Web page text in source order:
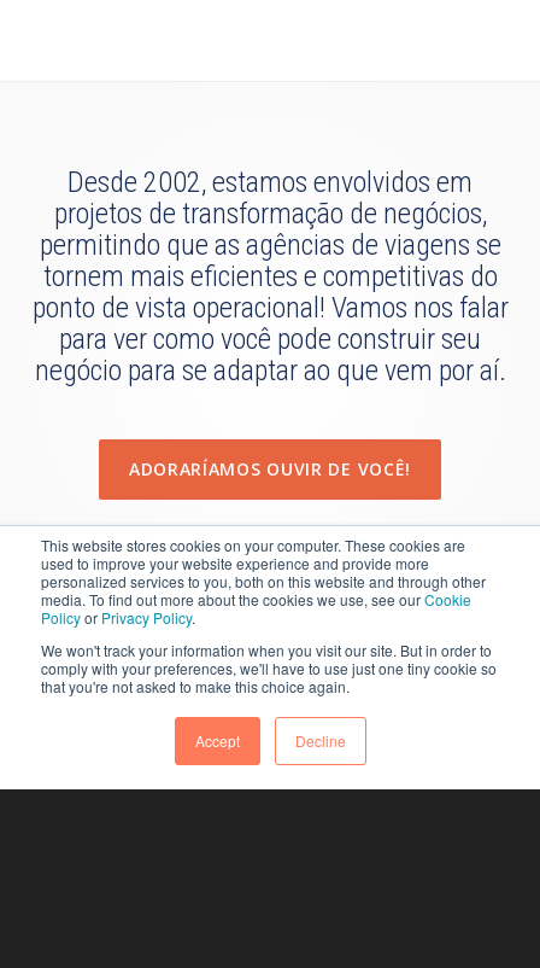
This website stores cookies on your computer. These cookies are
used to improve your website experience and provide more
personalized services to you, both on this website and through other
media. To find out more about the cookies we use, see ourCookie
Policyor Privacy Policy.
We won't track your information when you visit our site. But in order to
comply with your preferences, we'll have to use just one tiny cookie so
that you're not asked to make this choice again.
Accept Decline
Desde 2002, estamos envolvidos em
projetos de transformação de negócios,
permitindo que as agências de viagens se
tornem mais eficientes e competitivas do
ponto de vista operacional! Vamos nos falar
para ver como você pode construir seu
negócio para se adaptar ao que vem por aí.
ADORARÍAMOS OUVIR DE VOCÊ!